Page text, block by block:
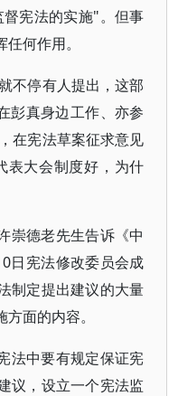
宪法的实施"。但事
何作用。
不停有人提出，这部
彭真身边工作、亦参
在宪法草案征求意见
表大会制度好，为什
崇德老先生告诉《中
日宪法修改委员会成
制定提出建议的大量
面的内容。
法中要有规定保证宪
议，设立一个宪法监